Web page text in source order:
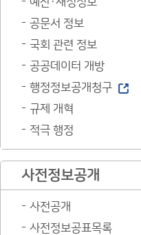
공문서 정보
국회 관련 정보
공공데이터 개방
행정정보공개청구
규제 개혁
적극 행정
사전정보공개
사전공개
사전정보공표목록